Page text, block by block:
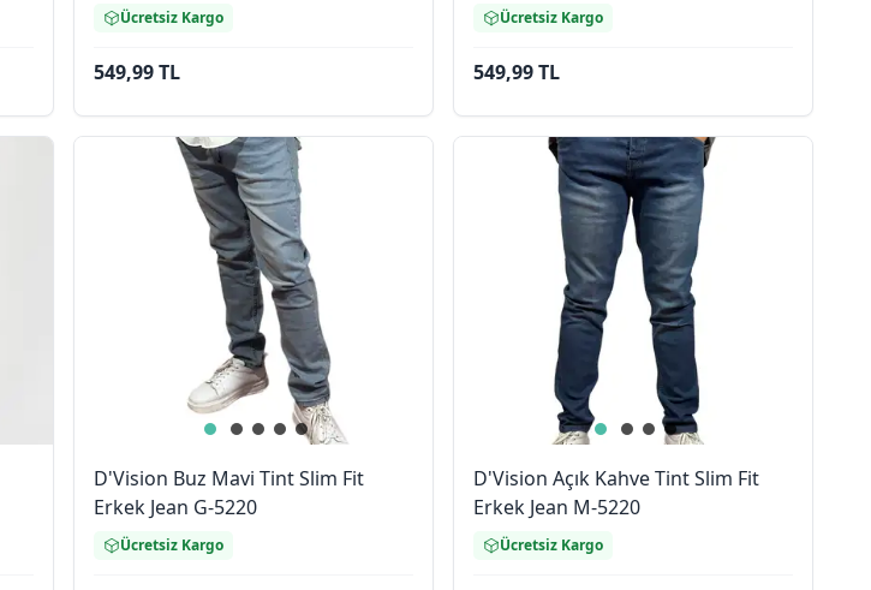
Ücretsiz Kargo
549,99 TL
Ücretsiz Kargo
549,99 TL
D'Vision Buz Mavi Tint Slim Fit
Erkek Jean G-5220
Ücretsiz Kargo
D'Vision Açık Kahve Tint Slim Fit
Erkek Jean M-5220
Ücretsiz Kargo